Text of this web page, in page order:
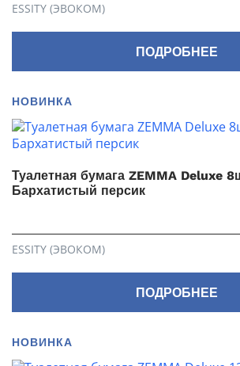
ESSITY (ЭВОКОМ)
ПОДРОБНЕЕ
НОВИНКА
Туалетная бумага ZEMMA Deluxe
Бархатистый персик
ESSITY (ЭВОКОМ)
ПОДРОБНЕЕ
НОВИНКА